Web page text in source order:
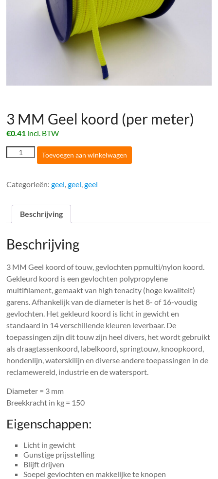
3 MM Geel koord (per meter)
€0.41 incl. BTW
MM
(per
Toevoegen aan winkelwagen
Categorieën:geel,geel,geel
Beschrijving
Beschrijving
3 MM Geel koord of touw, gevlochten ppmulti/nylon koord.
Gekleurd koord is een gevlochten polypropylene
multifilament, gemaakt van high tenacity (hoge kwaliteit)
garens. Afhankelijk van de diameter is het 8- of 16-voudig
gevlochten. Het gekleurd koord is licht in gewicht en
standaard in 14 verschillende kleuren leverbaar. De
toepassingen zijn dit touw zijn heel divers, het wordt gebruikt
als draagtassenkoord, labelkoord, springtouw, knoopkoord,
hondenlijn, waterskilijn en diverse andere toepassingen in de
reclamewereld, industrie en de watersport.
Diameter = 3 mm
Breekkracht in kg = 150
Eigenschappen:
Licht in gewicht
Gunstige prijsstelling
Blijft drijven
Soepel gevlochten en makkelijke te knopen